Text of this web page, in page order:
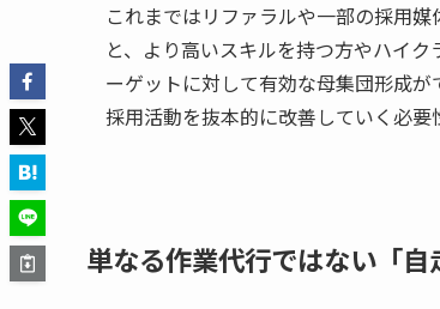
これまではリファラルや一部の採用
と、より高いスキルを持つ方やハイ
ーゲットに対して有効な母集団形成
採用活動を抜本的に改善していく必要
単なる作業代行ではない「